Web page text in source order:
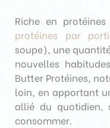
Riche en
protéines par
soupe), une
nouvelles
Butter Protéines,
loin, en apportant
allié du quotidien,
consommer.